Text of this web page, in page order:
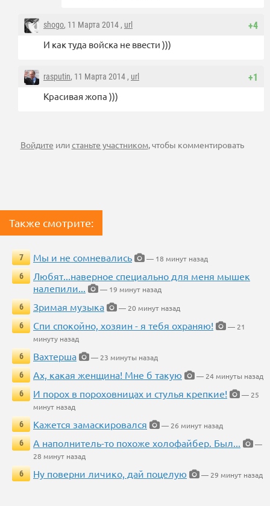
+4
shogo, 11 Марта 2014 , url
И как туда войска не ввести )))
+1
rasputin, 11 Марта 2014 , url
Красивая жопа )))
Войдите илистаньте участником, чтобы комментировать
Также смотрите:
7 Мы и не сомневались
— 18 минут назад
6
Любят...наверное специально для меня мышек
налепили...
— 19 минут назад
6
Зримая музыка
— 20 минут назад
6
Спи спокойно, хозяин - я тебя охраняю!
— 21
минуту назад
6
Вахтерша
— 23 минуты назад
6
Ах, какая женщина! Мне б такую
— 24 минуты назад
6
И порох в пороховницах и стулья крепкие!
— 25
минут назад
6
Кажется замаскировался
— 26 минут назад
6
А наполнитель-то похоже холофайбер. Был...
—
28 минут назад
6
Ну поверни личико, дай поцелую — 29 минут назад